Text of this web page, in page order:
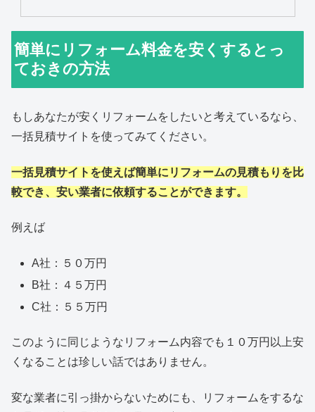
簡単にリフォーム料金を安くするとっ
ておきの方法
もしあなたが安くリフォームをしたいと考えているなら、
一括見積サイトを使ってみてください。
一括見積サイトを使えば簡単にリフォームの見積もりを比
較でき、安い業者に依頼することができます。
例えば
A社：５０万円
B社：４５万円
C社：５５万円
このように同じようなリフォーム内容でも１０万円以上安
くなることは珍しい話ではありません。
変な業者に引っ掛からないためにも、リフォームをするな